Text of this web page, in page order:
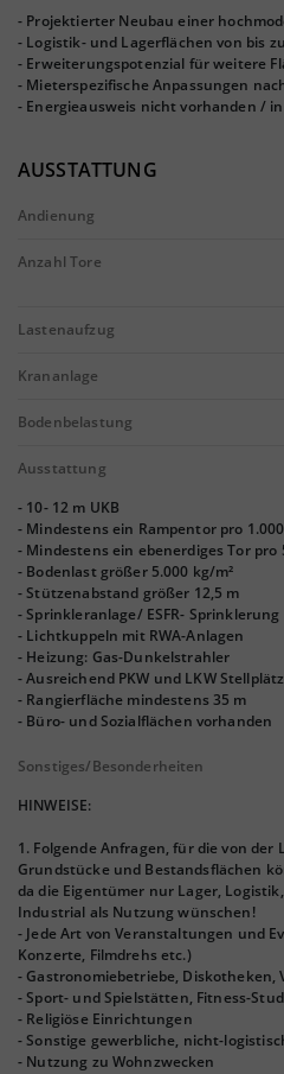
- Projektierter Neubau einer
- Logistik- und Lagerflächen von bis
- Erweiterungspotenzial für weitere
- Mieterspezifische Anpassungen
- Energieausweis nicht vorhanden /
AUSSTATTUNG
Andienung
Anzahl Tore
Lastenaufzug
Krananlage
Bodenbelastung
Ausstattung
- 10- 12 m UKB
- Mindestens ein Rampentor pro
- Mindestens ein ebenerdiges Tor pro
- Bodenlast größer 5.000 kg/m²
- Stützenabstand größer 12,5 m
- Sprinkleranlage/ ESFR- Sprinklerung
- Lichtkuppeln mit RWA-Anlagen
- Heizung: Gas-Dunkelstrahler
- Ausreichend PKW und LKW
- Rangierfläche mindestens 35 m
- Büro- und Sozialflächen vorhanden
Sonstiges/Besonderheiten
HINWEISE:
1. Folgende Anfragen, für die von der
Grundstücke und Bestandsflächen
da die Eigentümer nur Lager,
Industrial als Nutzung wünschen!
- Jede Art von Veranstaltungen und
Konzerte, Filmdrehs etc.)
- Gastronomiebetriebe,
- Sport- und Spielstätten, Fitness-
- Religiöse Einrichtungen
- Sonstige gewerbliche, nicht-
- Nutzung zu Wohnzwecken